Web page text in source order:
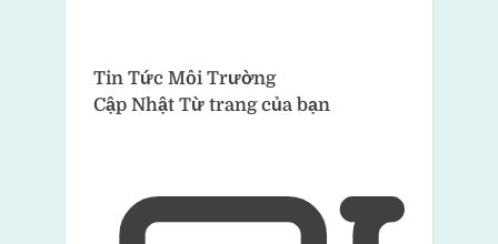
Tin Tức Môi Trường
Cập Nhật Từ trang của bạn